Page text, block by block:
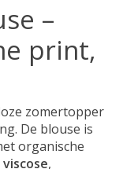
–
print,
zomertopper
De blouse is
organische
viscose,